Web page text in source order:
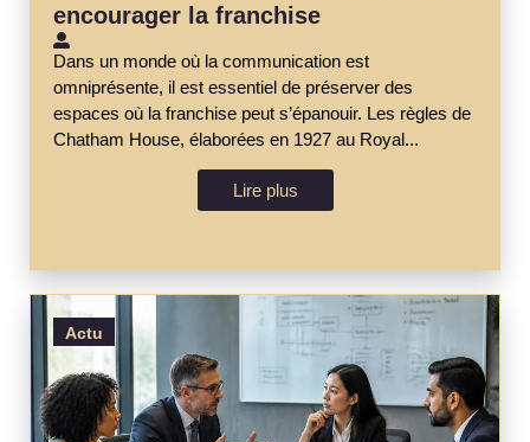
encourager la franchise
Dans un monde où la communication est
omniprésente, il est essentiel de préserver des
espaces où la franchise peut s’épanouir. Les règles de
Chatham House, élaborées en 1927 au Royal...
Lire plus
Actu